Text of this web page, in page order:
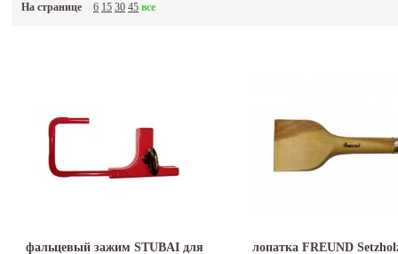
На странице 6 15 30 45 все
фальцевый зажим STUBAI для
лопатка FREUND